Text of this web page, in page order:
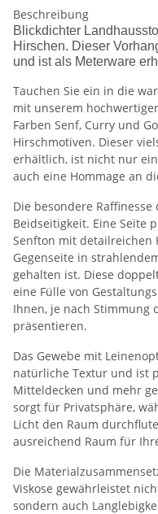
Beschreibung
Blickdichter
Hirschen. Dieser
und ist als Meterware
Tauchen Sie ein in die
mit unserem
Farben Senf, Curry und
Hirschmotiven. Dieser
erhältlich, ist nicht nur
auch eine Hommage an
Die besondere
Beidseitigkeit. Eine Seite
Senfton mit detailreichen
Gegenseite in
gehalten ist. Diese
eine Fülle von
Ihnen, je nach Stimmung
präsentieren.
Das Gewebe mit
natürliche Textur und ist
Mitteldecken und mehr
sorgt für Privatsphäre,
Licht den Raum
ausreichend Raum für
Die
Viskose gewährleistet
sondern auch